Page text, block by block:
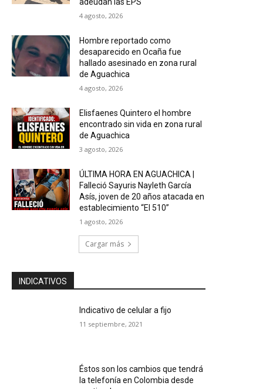
adeudan las EPS
4 agosto, 2026
Hombre reportado como
desaparecido en Ocaña fue
hallado asesinado en zona rural
de Aguachica
4 agosto, 2026
Elisfaenes Quintero el hombre
encontrado sin vida en zona rural
de Aguachica
3 agosto, 2026
ÚLTIMA HORA EN AGUACHICA |
Falleció Sayuris Nayleth García
Asís, joven de 20 años atacada en
establecimiento “El 510”
1 agosto, 2026
Cargar más
INDICATIVOS
Indicativo de celular a fijo
11 septiembre, 2021
Éstos son los cambios que tendrá
la telefonía en Colombia desde